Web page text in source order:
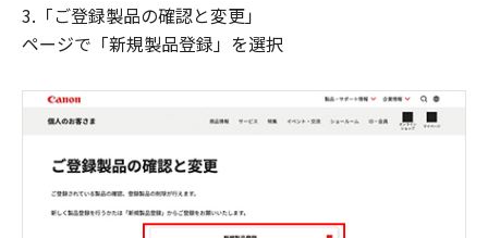
3.「ご登録製品の確認と変更」
ページで「新規製品登録」を選択